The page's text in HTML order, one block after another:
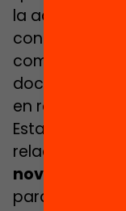
la
contrario,
como un
docente con
en relación
Estas
relaciones que
novel
y que
para la